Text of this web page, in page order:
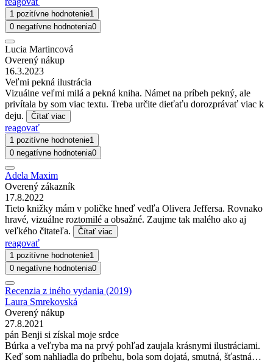
1 pozitívne hodnotenie1
0 negatívne hodnotenia0
Lucia Martincová
Overený nákup
16.3.2023
Veľmi pekná ilustrácia
Vizuálne veľmi milá a pekná kniha. Námet na príbeh pekný, ale
privítala by som viac textu. Treba určite dieťaťu dorozprávať viac k
deju.
Čítať viac
reagovať
1 pozitívne hodnotenie1
0 negatívne hodnotenia0
Adela Maxim
Overený zákazník
17.8.2022
Tieto knižky mám v poličke hneď vedľa Olivera Jeffersa. Rovnako
hravé, vizuálne roztomilé a obsažné. Zaujme tak malého ako aj
veľkého čitateľa.
Čítať viac
reagovať
1 pozitívne hodnotenie1
0 negatívne hodnotenia0
Recenzia z iného vydania (2019)
Laura Smrekovská
Overený nákup
27.8.2021
pán Benji si získal moje srdce
Búrka a veľryba ma na prvý pohľad zaujala krásnymi ilustráciami.
Keď som nahliadla do príbehu, bola som dojatá, smutná, šťastná…